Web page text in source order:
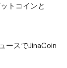
トコインと
ースでJinaCoin